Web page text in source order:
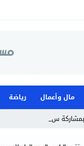
مال وأعمال رياضة
سيارات كلاسيكية_